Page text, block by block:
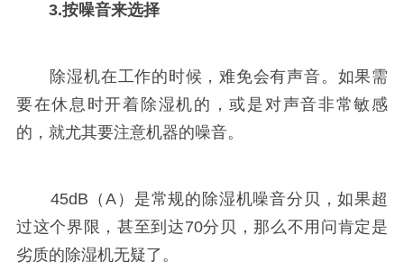
3.按噪音来选择
除湿机在工作的时候，难免会有声音。如果需
要在休息时开着除湿机的，或是对声音非常敏感
的，就尤其要注意机器的噪音。
45dB（A）是常规的除湿机噪音分贝，如果超
过这个界限，甚至到达70分贝，那么不用问肯定是
劣质的除湿机无疑了。